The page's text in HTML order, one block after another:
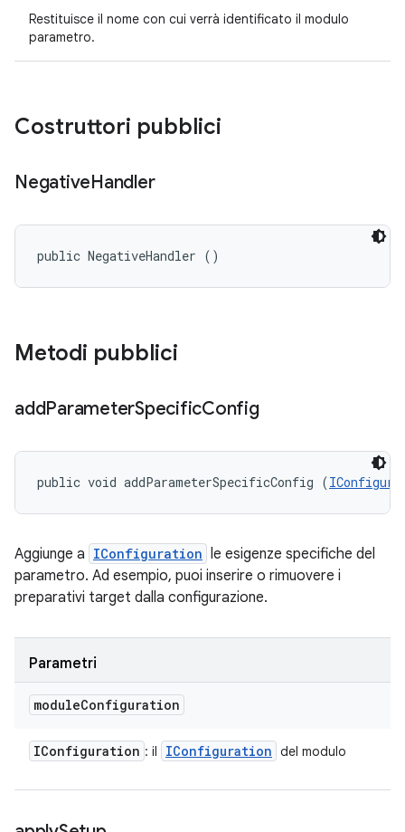
Restituisce il nome con cui verrà identificato il modulo
parametro.
Costruttori pubblici
NegativeHandler
public NegativeHandler ()
Metodi pubblici
addParameterSpecificConfig
public void addParameterSpecificConfig (
Aggiunge a IConfiguration le esigenze specifiche del
parametro. Ad esempio, puoi inserire o rimuovere i
preparativi target dalla configurazione.
Parametri
moduleConfiguration
IConfiguration : il IConfiguration del modulo